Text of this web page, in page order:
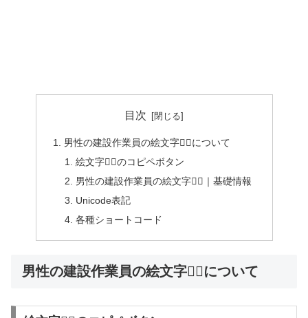
目次
男性の建設作業員の絵文字👷‍♂️について
絵文字👷‍♂️のコピペボタン
男性の建設作業員の絵文字👷‍♂️｜基礎情報
Unicode表記
各種ショートコード
男性の建設作業員の絵文字👷‍♂️について